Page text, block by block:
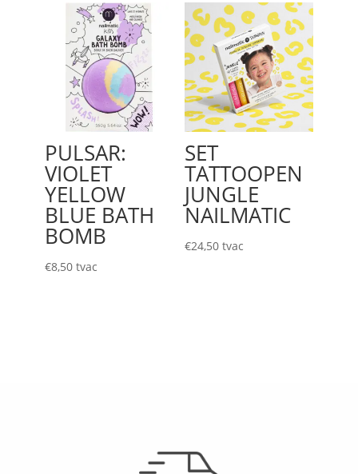
PULSAR:
VIOLET
YELLOW
BLUE BATH
BOMB
€8,50 tvac
SET
TATTOOPEN
JUNGLE
NAILMATIC
€24,50 tvac